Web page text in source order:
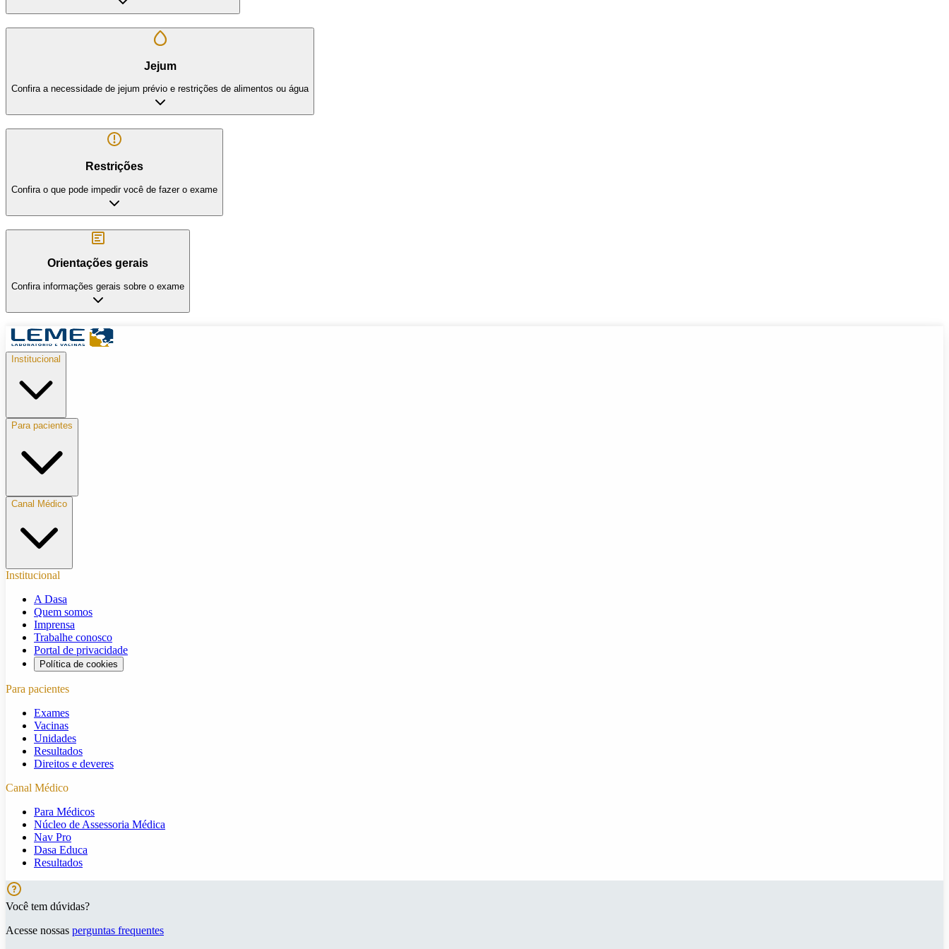
Jejum
Confira a necessidade de jejum prévio e restrições de alimentos ou água
Restrições
Confira o que pode impedir você de fazer o exame
Orientações gerais
Confira informações gerais sobre o exame
Institucional
Para pacientes
Canal Médico
Institucional
A Dasa
Quem somos
Imprensa
Trabalhe conosco
Portal de privacidade
Política de cookies
Para pacientes
Exames
Vacinas
Unidades
Resultados
Direitos e deveres
Canal Médico
Para Médicos
Núcleo de Assessoria Médica
Nav Pro
Dasa Educa
Resultados
Você tem dúvidas?
Acesse nossas perguntas frequentes